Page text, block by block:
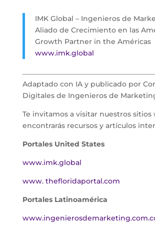
IMK Global – Ingenieros de
Aliado de Crecimiento en las
Growth Partner in the Américas
www.imk.global
Adaptado con IA y publicado por
Digitales de Ingenieros de
Te invitamos a visitar nuestros
encontrarás recursos y artículos
Portales United States
www.imk.global
www. thefloridaportal.com
Portales Latinoamérica